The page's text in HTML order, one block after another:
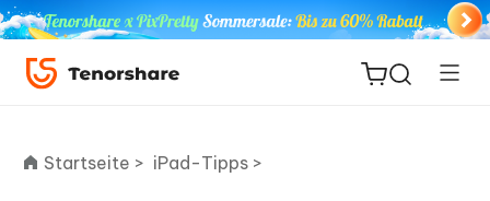
Startseite > iPad-Tipps >